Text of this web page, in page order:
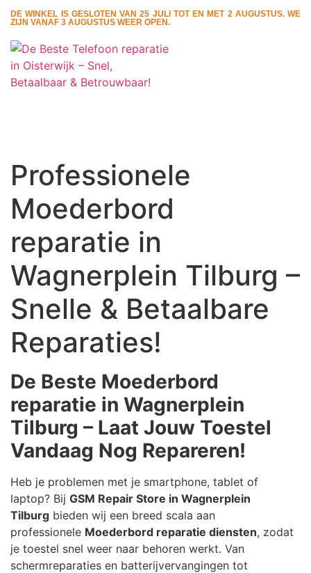
DE WINKEL IS GESLOTEN VAN 25 JULI TOT EN MET 2 AUGUSTUS. WE
ZIJN VANAF 3 AUGUSTUS WEER OPEN.
Professionele
Moederbord
reparatie in
Wagnerplein Tilburg –
Snelle & Betaalbare
Reparaties!
De Beste Moederbord
reparatie in Wagnerplein
Tilburg – Laat Jouw Toestel
Vandaag Nog Repareren!
Heb je problemen met je smartphone, tablet of
laptop? Bij GSM Repair Store in Wagnerplein
Tilburg bieden wij een breed scala aan
professionele Moederbord reparatie diensten, zodat
je toestel snel weer naar behoren werkt. Van
schermreparaties en batterijvervangingen tot